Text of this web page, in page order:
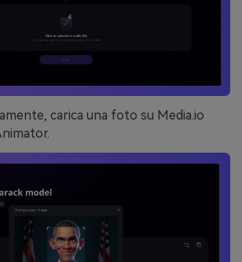
carica una foto su Media.io